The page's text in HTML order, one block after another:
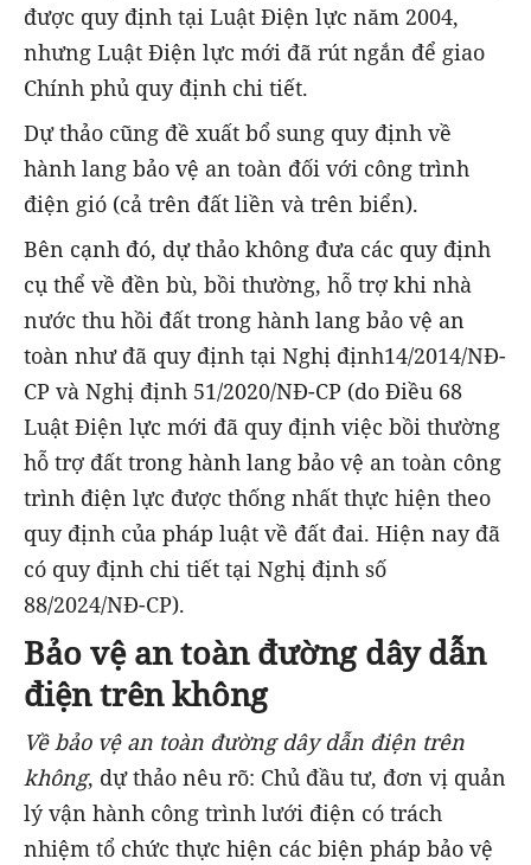
được quy định tại Luật Điện lực năm 2004,
nhưng Luật Điện lực mới đã rút ngắn để giao
Chính phủ quy định chi tiết.
Dự thảo cũng đề xuất bổ sung quy định về
hành lang bảo vệ an toàn đối với công trình
điện gió (cả trên đất liền và trên biển).
Bên cạnh đó, dự thảo không đưa các quy định
cụ thể về đền bù, bồi thường, hỗ trợ khi nhà
nước thu hồi đất trong hành lang bảo vệ an
toàn như đã quy định tại Nghị định14/2014/NĐ-
CP và Nghị định 51/2020/NĐ-CP (do Điều 68
Luật Điện lực mới đã quy định việc bồi thường
hỗ trợ đất trong hành lang bảo vệ an toàn công
trình điện lực được thống nhất thực hiện theo
quy định của pháp luật về đất đai. Hiện nay đã
có quy định chi tiết tại Nghị định số
88/2024/NĐ-CP).
Bảo vệ an toàn đường dây dẫn
điện trên không
Về bảo vệ an toàn đường dây dẫn điện trên
không, dự thảo nêu rõ: Chủ đầu tư, đơn vị quản
lý vận hành công trình lưới điện có trách
nhiệm tổ chức thực hiện các biện pháp bảo vệ